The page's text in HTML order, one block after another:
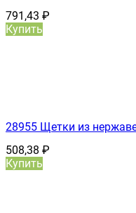
791,43 ₽
Купить
28955 Щетки из
508,38 ₽
Купить